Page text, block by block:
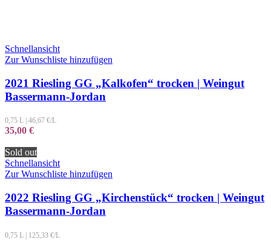
Schnellansicht
Zur Wunschliste hinzufügen
2021 Riesling GG „Kalkofen“ trocken | Weingut
Bassermann-Jordan
0,75 L 46,67 €/L
35,00 €
Sold out
Schnellansicht
Zur Wunschliste hinzufügen
2022 Riesling GG „Kirchenstück“ trocken | Weingut
Bassermann-Jordan
0,75 L | 125,33 €/L